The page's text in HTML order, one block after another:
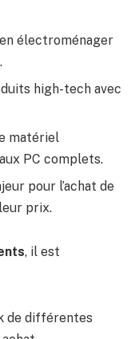
électroménager
high-tech avec
matériel
PC complets.
pour l’achat de
prix.
, il est
de différentes